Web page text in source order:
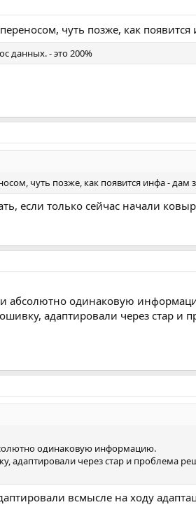
чуть позже, как появится
данных. - это 200%
чуть позже, как появится инфа - дам
если только сейчас начали
абсолютно одинаковую
адаптировали через стар и
одинаковую информацию.
адаптировали через стар и проблема
всмысле на ходу